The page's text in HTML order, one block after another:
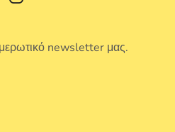
newsletter μας.